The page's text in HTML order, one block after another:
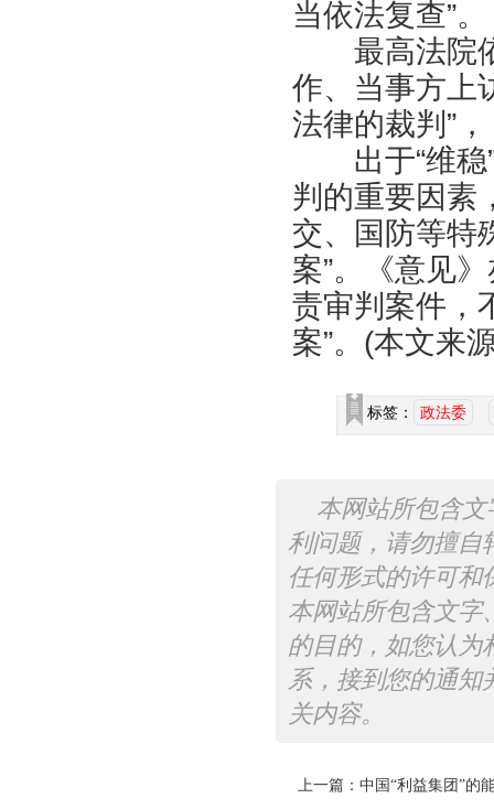
当依法复查”。
最高法院依
作、当事方上
法律的裁判”
出于“维稳”
判的重要因素
交、国防等特
案”。《意见
责审判案件，
案”。(本文来
标签： 政法委
本网站所包含
利问题，请勿擅自
任何形式的许可和
本网站所包含文字
的目的，如您认为
系，接到您的通知
关内容。
上一篇： 中国“利益集团”的